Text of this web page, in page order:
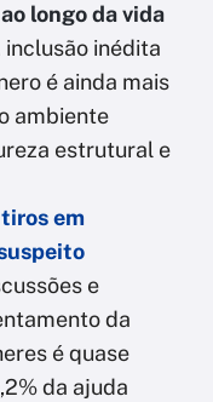
longo da vida
inclusão inédita
é ainda mais
ambiente
estrutural e
em
e
da
é quase
da ajuda